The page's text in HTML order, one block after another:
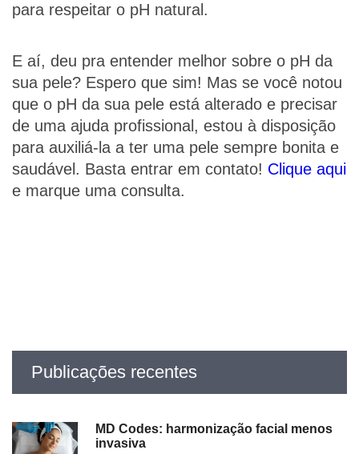
para respeitar o pH natural.
E aí, deu pra entender melhor sobre o pH da
sua pele? Espero que sim! Mas se você notou
que o pH da sua pele está alterado e precisar
de uma ajuda profissional, estou à disposição
para auxiliá-la a ter uma pele sempre bonita e
saudável. Basta entrar em contato! Clique aqui
e marque uma consulta.
Publicações recentes
MD Codes: harmonização facial menos
invasiva